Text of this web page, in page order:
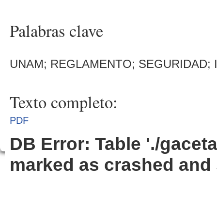
Palabras clave
UNAM; REGLAMENTO; SEGURIDAD;
Texto completo:
PDF
DB Error: Table './
marked as crashed